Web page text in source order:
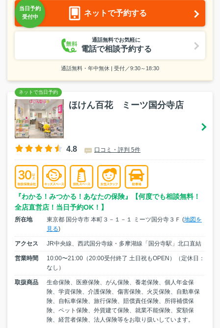
ネットで予約する
通話無料でお気軽に
電話で相談予約する
通話無料・年中無休 | 受付／9:30～18:30
ほけん百花 ミーツ国分寺店
4.8 口コミ・評判 5件
『わかる！みつかる！あなたの保険』【何度でも相談無料！
全店直営店！当日予約OK！】
所在地 東京都 国分寺市 本町３－１－１ ミーツ国分寺３Ｆ (地図を
見る)
アクセス JR中央線、西武国分寺線・多摩湖線「国分寺駅」北口直結
営業時間
10:00〜21:00（20:00受付終了 土日祝もOPEN）（定休日：
なし）
取扱商品
生命保険、医療保険、がん保険、養老保険、個人年金保
険、学資保険、介護保険、傷害保険、火災保険、自動車保
険、自転車保険、旅行保険、賠償責任保険、所得補償保
険、ペット保険、外貨建て保険、就業不能保険、変額保
険、経営者保険、法人保険等をお取り扱いしています。